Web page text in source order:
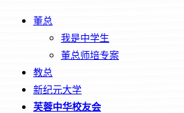
董总
我是中学生
董总师培专案
教总
新纪元大学
芙蓉中华校友会